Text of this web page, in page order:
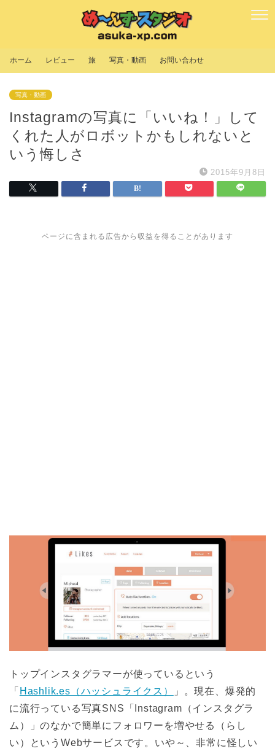
ホーム レビュー 旅 写真・動画 お問い合わせ
写真・動画
Instagramの写真に「いいね！」して
くれた人がロボットかもしれないと
いう悔しさ
2015年9月8日
ページに含まれる広告から収益を得ることがあります
トップインスタグラマーが使っているという
「 Hashlik.es（ハッシュライクス）
」。現在、爆発的
に流行っている写真SNS「Instagram（インスタグラ
ム）」のなかで簡単にフォロワーを増やせる（らし
い）というWebサービスです。いや～、非常に怪しい